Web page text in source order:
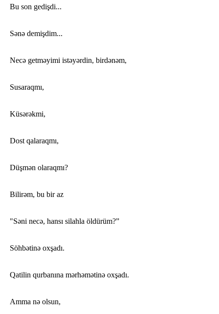
Bu son gedişdi...
Sənə demişdim...
Necə getməyimi istəyərdin, birdənəm,
Susaraqmı,
Küsərəkmi,
Dost qalaraqmı,
Düşmən olaraqmı?
Bilirəm, bu bir az
"Səni necə, hansı silahla öldürüm?”
Söhbətinə oxşadı.
Qatilin qurbanına mərhəmətinə oxşadı.
Amma nə olsun,